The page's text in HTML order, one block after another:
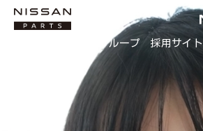
日産部品販売会社グループ 採用サイト